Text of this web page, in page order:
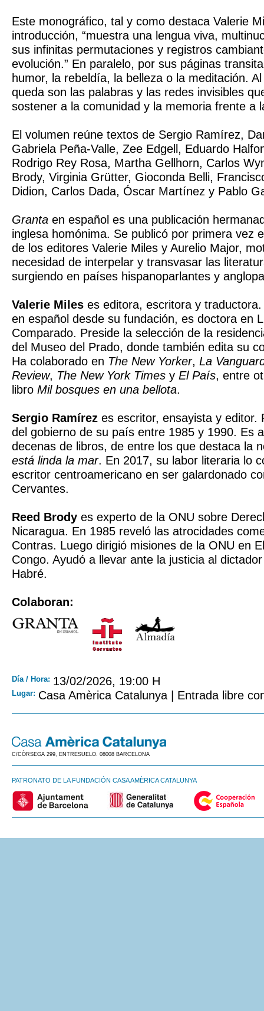
Este monográfico, tal y como destaca Valerie
introducción, “muestra una lengua viva,
sus infinitas permutaciones y registros
evolución.” En paralelo, por sus páginas
humor, la rebeldía, la belleza o la meditación.
queda son las palabras y las redes invisibles
sostener a la comunidad y la memoria frente a
El volumen reúne textos de Sergio Ramírez,
Gabriela Peña-Valle, Zee Edgell, Eduardo
Rodrigo Rey Rosa, Martha Gellhorn, Carlos
Brody, Virginia Grütter, Gioconda Belli,
Didion, Carlos Dada, Óscar Martínez y Pablo
Granta en español es una publicación
inglesa homónima. Se publicó por primera vez
de los editores Valerie Miles y Aurelio Major,
necesidad de interpelar y transvasar las
surgiendo en países hispanoparlantes y
Valerie Miles es editora, escritora y
en español desde su fundación, es doctora en
Comparado. Preside la selección de la
del Museo del Prado, donde también edita su
Ha colaborado en The New Yorker, La
Review, The New York Times y El País, entre
libro Mil bosques en una bellota.
Sergio Ramírez es escritor, ensayista y editor.
del gobierno de su país entre 1985 y 1990. Es
decenas de libros, de entre los que destaca la
está linda la mar. En 2017, su labor literaria lo
escritor centroamericano en ser galardonado
Cervantes.
Reed Brody es experto de la ONU sobre
Nicaragua. En 1985 reveló las atrocidades
Contras. Luego dirigió misiones de la ONU en
Congo. Ayudó a llevar ante la justicia al
Habré.
Colaboran:
Día / Hora: 13/02/2026, 19:00 H
Lugar: Casa Amèrica Catalunya | Entrada libre
C/CÒRSEGA 299, ENTRESUELO. 08008 BARCELONA
PATRONATO DE LA FUNDACIÓN CASA AMÈRICA CATALUNYA